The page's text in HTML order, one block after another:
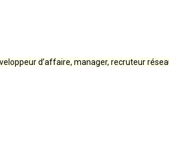
d’affaire, manager, recruteur